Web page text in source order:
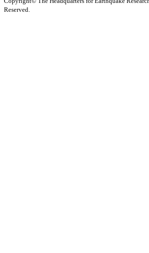
Reserved.